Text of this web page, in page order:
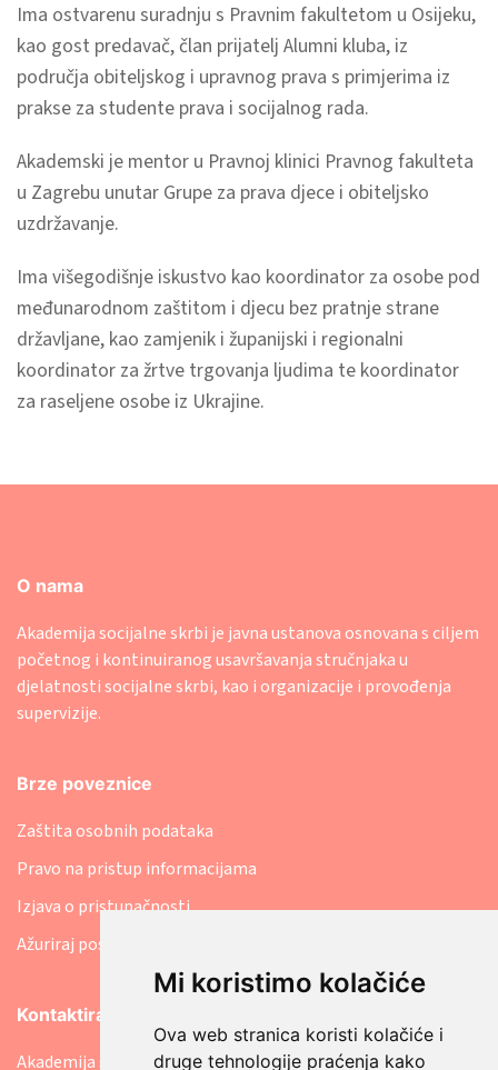
Mi koristimo kolačiće
Ova web stranica koristi kolačiće i
druge tehnologije praćenja kako
Ima ostvarenu suradnju s Pravnim fakultetom u Osijeku,
kao gost predavač, član prijatelj Alumni kluba, iz
područja obiteljskog i upravnog prava s primjerima iz
prakse za studente prava i socijalnog rada.
Akademski je mentor u Pravnoj klinici Pravnog fakulteta
u Zagrebu unutar Grupe za prava djece i obiteljsko
uzdržavanje.
Ima višegodišnje iskustvo kao koordinator za osobe pod
međunarodnom zaštitom i djecu bez pratnje strane
državljane, kao zamjenik i županijski i regionalni
koordinator za žrtve trgovanja ljudima te koordinator
za raseljene osobe iz Ukrajine.
O nama
Akademija socijalne skrbi je javna ustanova osnovana s ciljem
početnog i kontinuiranog usavršavanja stručnjaka u
djelatnosti socijalne skrbi, kao i organizacije i provođenja
supervizije.
Brze poveznice
Zaštita osobnih podataka
Pravo na pristup informacijama
Izjava o pristupačnosti
Ažuriraj postavke kolačića
Kontaktirajte nas
Akademija socijalne skrbi